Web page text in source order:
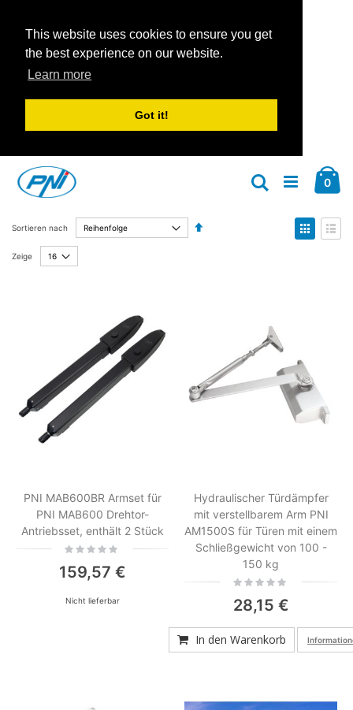
This website uses cookies to ensure you get
the best experience on our website.
Learn more
Got it!
Inhalt
springen
0
Suche
Sortieren nach
Anzeigen
als
Zeige
PNI MAB600BR Armset für
PNI MAB600 Drehtor-
Antriebsset, enthält 2 Stück
Rating:
159,57 €
Nicht lieferbar
Hydraulischer Türdämpfer
mit verstellbarem Arm PNI
AM1500S für Türen mit einem
Schließgewicht von 100 -
150 kg
Rating:
28,15 €
In den Warenkorb